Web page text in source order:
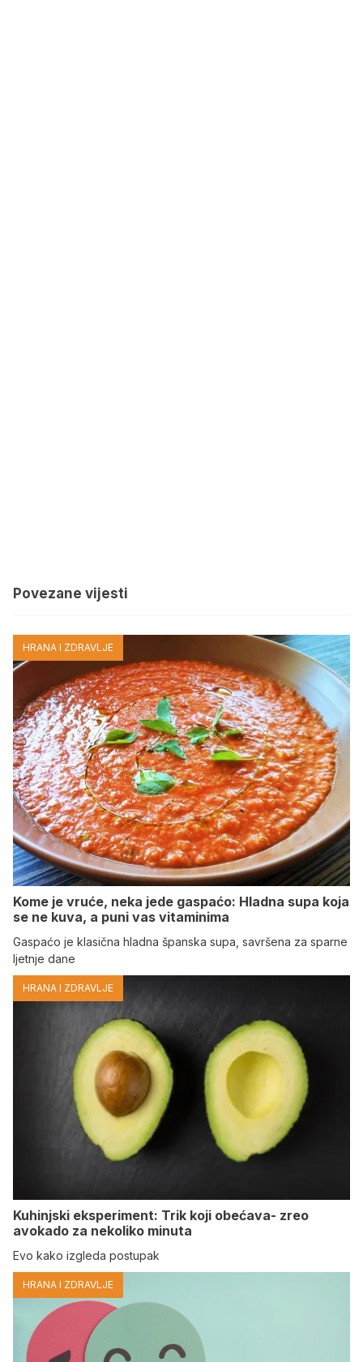
Povezane vijesti
HRANA I ZDRAVLJE
Kome je vruće, neka jede gaspaćo: Hladna supa koja
se ne kuva, a puni vas vitaminima
Gaspaćo je klasična hladna španska supa, savršena za sparne
ljetnje dane
HRANA I ZDRAVLJE
Kuhinjski eksperiment: Trik koji obećava- zreo
avokado za nekoliko minuta
Evo kako izgleda postupak
HRANA I ZDRAVLJE